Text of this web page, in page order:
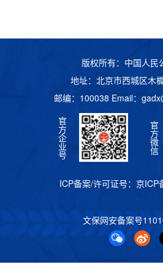
版权所有：中国人民
地址：北京市西城区木
邮编：100038 Email：
官
方
企
业
号
官
方
微
信
ICP备案/许可证号： 京ICP
文保网安备案号